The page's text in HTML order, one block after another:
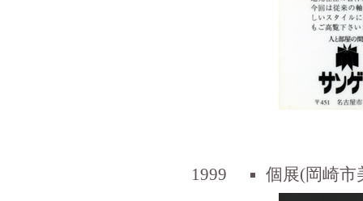
1999 個展(岡崎市